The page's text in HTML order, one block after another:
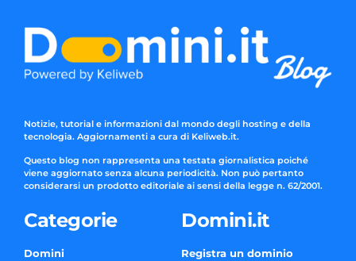
Notizie, tutorial e informazioni dal mondo degli hosting e della
tecnologia. Aggiornamenti a cura di Keliweb.it.
Questo blog non rappresenta una testata giornalistica poiché
viene aggiornato senza alcuna periodicità. Non può pertanto
considerarsi un prodotto editoriale ai sensi della legge n. 62/2001.
Categorie
Domini
Domini.it
Registra un dominio